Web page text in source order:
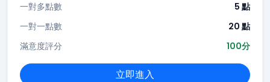
一對多點數
5 點
一對一點數
20 點
滿意度評分
100分
立即進入